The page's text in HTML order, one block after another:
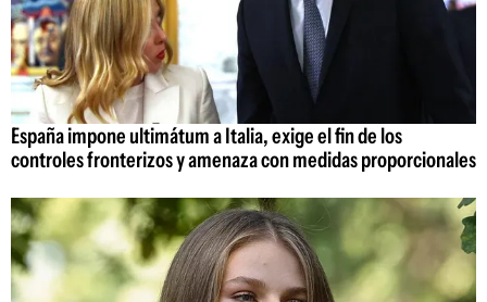
España impone ultimátum a Italia, exige el fin de los
controles fronterizos y amenaza con medidas proporcionales